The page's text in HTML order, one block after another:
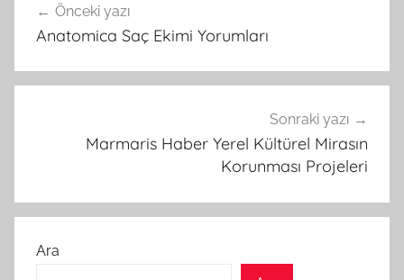
gezinmesi
Önceki yazı
Anatomica Saç Ekimi Yorumları
Sonraki yazı
Marmaris Haber Yerel Kültürel Mirasın
Korunması Projeleri
Ara